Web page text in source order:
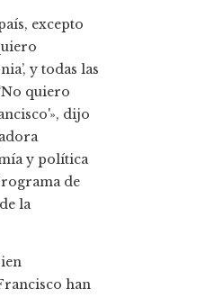
excepto
y todas las
quiero
dijo
y política
de
la
han